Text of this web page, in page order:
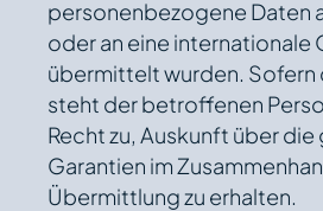
personenbezogene Daten
oder an eine internationale
übermittelt wurden. Sofern
steht der betroffenen
Recht zu, Auskunft über
Garantien im
Übermittlung zu erhalten.